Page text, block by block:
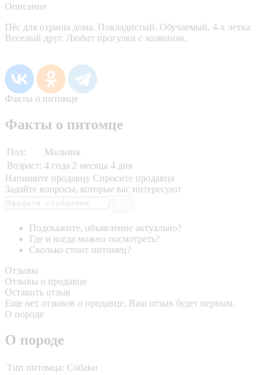
Описание
Пёс для охраны дома. Покладистый. Обучаемый. 4-х летка.
Веселый друг. Любит прогулки с хозяином.
Факты о питомце
Факты о питомце
Пол:
Мальчик
Возраст: 4 года 2 месяца 4 дня
Напишите продавцу Спросите продавца
Задайте вопросы, которые вас интересуют
Подскажите, объявление актуально?
Где и когда можно посмотреть?
Сколько стоит питомец?
Отзывы
Отзывы о продавце
Оставить отзыв
Еще нет отзывов о продавце. Ваш отзыв будет первым.
О породе
О породе
Тип питомца: Собаки